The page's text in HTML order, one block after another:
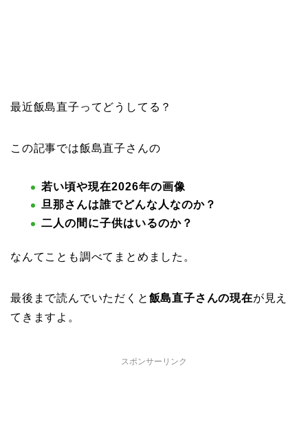
最近飯島直子ってどうしてる？
この記事では飯島直子さんの
若い頃や現在2026年の画像
旦那さんは誰でどんな人なのか？
二人の間に子供はいるのか？
なんてことも調べてまとめました。
最後まで読んでいただくと 飯島直子さんの現在が見え
てきますよ。
スポンサーリンク